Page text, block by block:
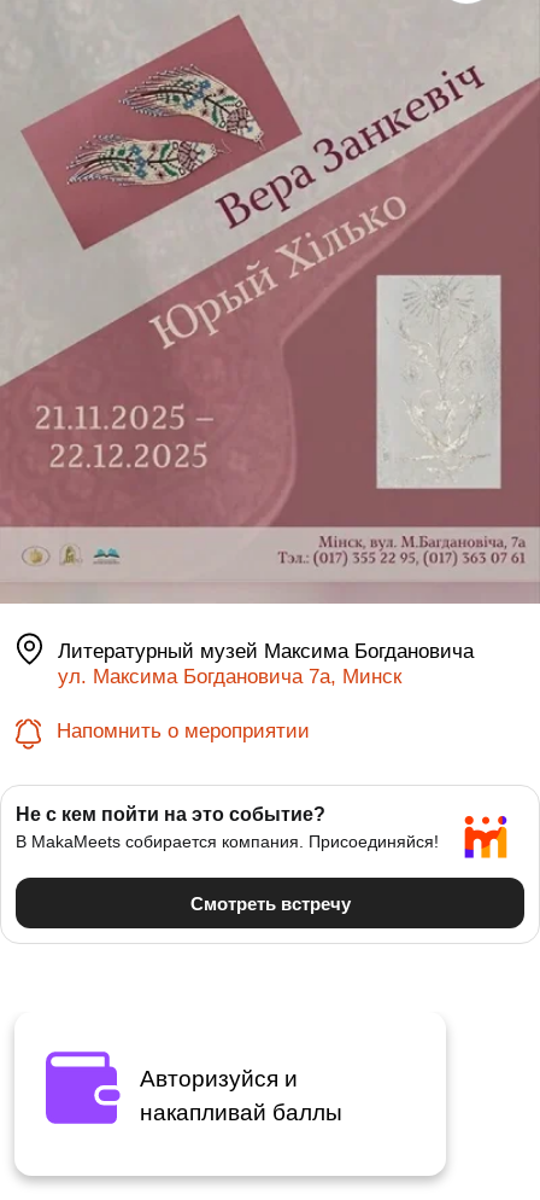
Литературный музей Максима Богдановича
ул. Максима Богдановича 7а, Минск
Напомнить о мероприятии
Авторизуйся и
накапливай баллы